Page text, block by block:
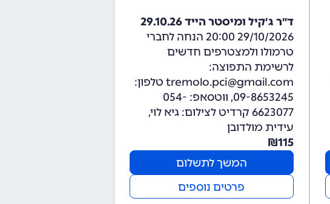
ד״ר ג׳קיל ומיסטר הייד 29.10.26
29/10/2026 20:00 הנחה לחברי
טרמולו ולמצטרפים חדשים
לרשימת התפוצה:
tremolo.pci@gmail.com טלפון:
09-8653245, ווטסאפ: 054-
6623077 קרדיט לצילום: גיא לוי,
עידית מולדובן
115
₪
המשך לתשלום
פרטים נוספים